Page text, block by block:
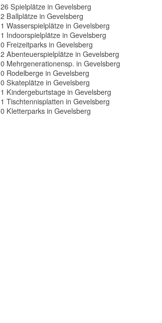
26 Spielplätze in Gevelsberg
2 Ballplätze in Gevelsberg
1 Wasserspielplätze in Gevelsberg
1 Indoorspielplätze in Gevelsberg
0 Freizeitparks in Gevelsberg
2 Abenteuerspielplätze in Gevelsberg
0 Mehrgenerationensp. in Gevelsberg
0 Rodelberge in Gevelsberg
0 Skateplätze in Gevelsberg
1 Kindergeburtstage in Gevelsberg
1 Tischtennisplatten in Gevelsberg
0 Kletterparks in Gevelsberg